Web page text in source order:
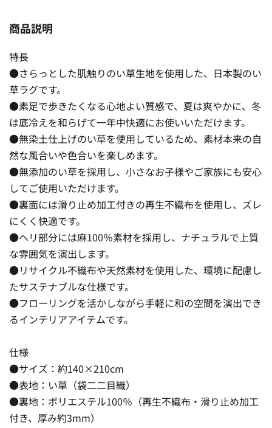
商品説明
特長
●さらっとした肌触りのい草生地を使用した、日本製のい
草ラグです。
●素足で歩きたくなる心地よい質感で、夏は爽やかに、冬
は底冷えを和らげて一年中快適にお使いいただけます。
●無染土仕上げのい草を使用しているため、素材本来の自
然な風合いや色合いを楽しめます。
●無添加のい草を採用し、小さなお子様やご家族にも安心
してご使用いただけます。
●裏面には滑り止め加工付きの再生不織布を使用し、ズレ
にくく快適です。
●ヘリ部分には麻100％素材を採用し、ナチュラルで上質
な雰囲気を演出します。
●リサイクル不織布や天然素材を使用した、環境に配慮し
たサステナブルな仕様です。
●フローリングを活かしながら手軽に和の空間を演出でき
るインテリアアイテムです。
仕様
●サイズ：約140×210cm
●表地：い草（袋二二目織）
●裏地：ポリエステル100％（再生不織布・滑り止め加工
付き、厚み約3mm）